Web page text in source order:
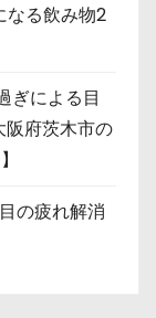
なる飲み物2
ぎによる目
府茨木市の
の疲れ解消